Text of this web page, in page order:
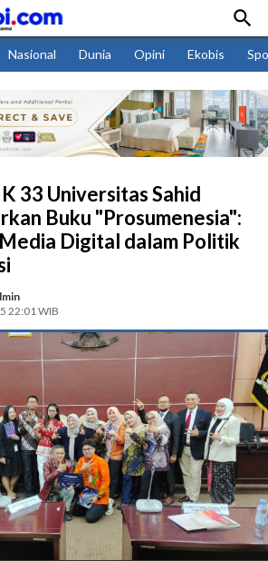

Nasional Dunia Opini Ekobis
33 Universitas Sahid
Buku "Prosumenesia":
Digital dalam Politik
22:01 WIB